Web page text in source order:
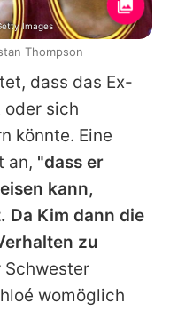
dass das Ex-
oder sich
könnte. Eine
an, "dass er
kann,
Da Kim dann die
zu
Schwester
womöglich
Images
Thompson